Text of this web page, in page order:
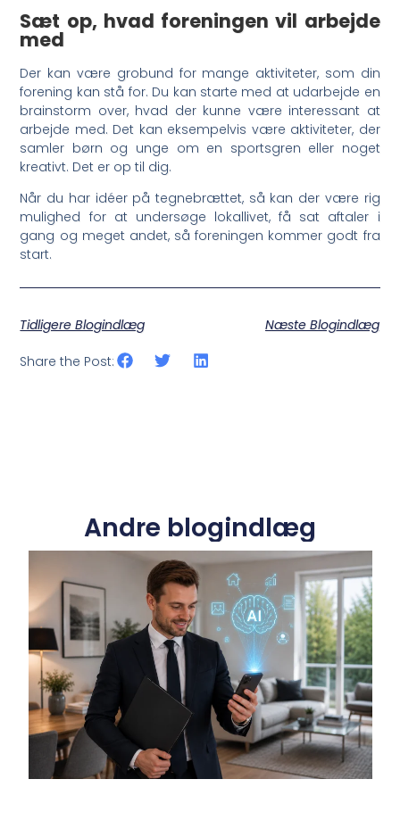
Sæt op, hvad foreningen vil arbejde
med
Der kan være grobund for mange aktiviteter, som din
forening kan stå for. Du kan starte med at udarbejde en
brainstorm over, hvad der kunne være interessant at
arbejde med. Det kan eksempelvis være aktiviteter, der
samler børn og unge om en sportsgren eller noget
kreativt. Det er op til dig.
Når du har idéer på tegnebrættet, så kan der være rig
mulighed for at undersøge lokallivet, få sat aftaler i
gang og meget andet, så foreningen kommer godt fra
start.
Tidligere Blogindlæg Næste Blogindlæg
Share the Post:
Andre blogindlæg